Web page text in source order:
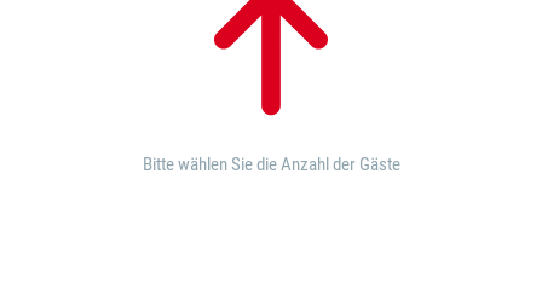
Bitte wählen Sie die Anzahl der Gäste